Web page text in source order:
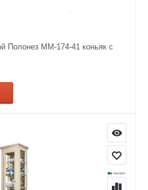
Полонез ММ-174-41 коньяк с